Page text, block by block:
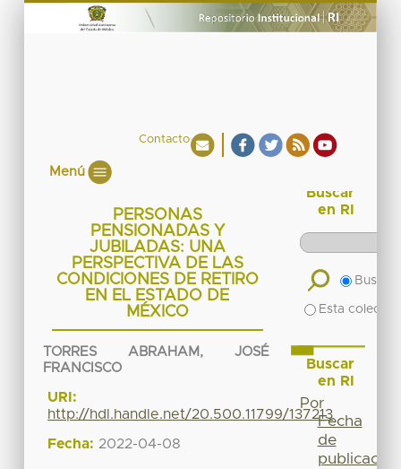
Contacto
Menú
PERSONAS
PENSIONADAS Y
JUBILADAS: UNA
PERSPECTIVA DE LAS
CONDICIONES DE RETIRO
EN EL ESTADO DE
MÉXICO
TORRES ABRAHAM, JOSÉ
FRANCISCO
URI:
http://hdl.handle.net/20.500.11799/137213
Fecha: 2022-04-08
Buscar
en RI
Buscar
Esta
Buscar
en RI
Por
Fecha
de
publicación